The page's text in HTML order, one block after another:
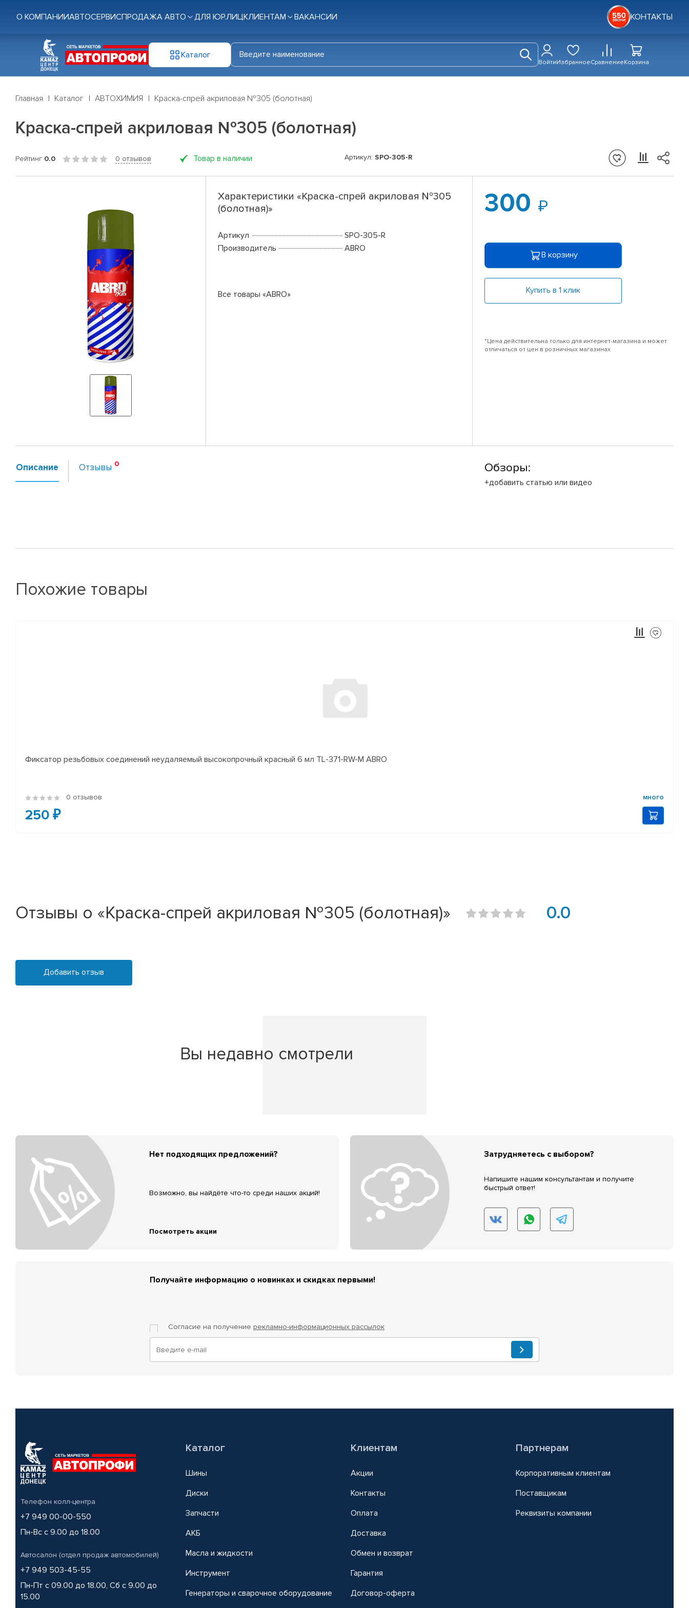
О КОМПАНИИАВТОСЕРВИСПРОДАЖА АВТО ДЛЯ ЮР.ЛИЦКЛИЕНТАМ ВАКАНСИИ КОНТАКТЫ
Каталог
ВойтиИзбранноеСравнениеКорзина
Главная Каталог АВТОХИМИЯ Краска-спрей акриловая №305 (болотная)
Краска-спрей акриловая №305 (болотная)
Рейтинг 0.0 0 отзывов Товар в наличии Артикул: SPO-305-R
Характеристики «Краска-спрей акриловая №305
(болотная)»
Артикул
SPO-305-R
Производитель
ABRO
Все товары «ABRO»
300
В корзину
Купить в 1 клик
*Цена действительна только для интернет-магазина и может
отличаться от цен в розничных магазинах
Описание Отзывы Обзоры:
+добавить статью или видео
Похожие товары
Фиксатор резьбовых соединений неудаляемый высокопрочный красный 6 мл TL-371-RW-M ABRO
0 отзывов много
250 ₽
Отзывы о «Краска-спрей акриловая №305 (болотная)» 0.0
Добавить отзыв
Вы недавно смотрели
Нет подходящих предложений?
Возможно, вы найдёте что-то среди наших акций!
Посмотреть акции
Затрудняетесь с выбором?
Напишите нашим консультантам и получите
быстрый ответ!
Получайте информацию о новинках и скидках первыми!
Согласие на получение рекламно-информационных рассылок
Телефон колл-центра
+7 949 00-00-550
Пн-Вс с 9.00 до 18.00
Автосалон (отдел продаж автомобилей)
+7 949 503-45-55
Пн-Пт с 09.00 до 18.00, Сб с 9.00 до
15.00
Каталог
Шины
Диски
Запчасти
АКБ
Масла и жидкости
Инструмент
Генераторы и сварочное оборудование
Клиентам
Акции
Контакты
Оплата
Доставка
Обмен и возврат
Гарантия
Договор-оферта
Партнерам
Корпоративным клиентам
Поставщикам
Реквизиты компании